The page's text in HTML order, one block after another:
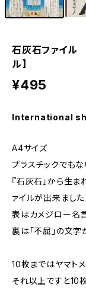
石灰石ファイル
ル】
¥495
International
A4サイズ
プラスチックでもな
『石灰石』から生
ァイルが出来ました
表はカメジロー名
裏は「不屈」の文字
10枚まではヤマト
それ以上ですと10